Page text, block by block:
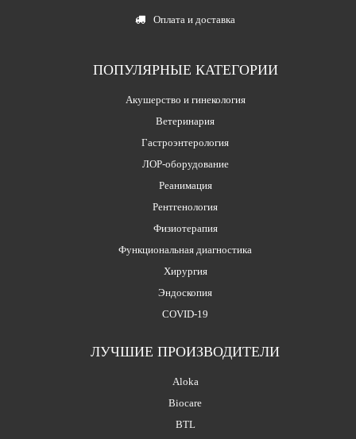
Оплата и доставка
ПОПУЛЯРНЫЕ КАТЕГОРИИ
Акушерство и гинекология
Ветеринария
Гастроэнтерология
ЛОР-оборудование
Реанимация
Рентгенология
Физиотерапия
Функциональная диагностика
Хирургия
Эндоскопия
COVID-19
ЛУЧШИЕ ПРОИЗВОДИТЕЛИ
Aloka
Biocare
BTL